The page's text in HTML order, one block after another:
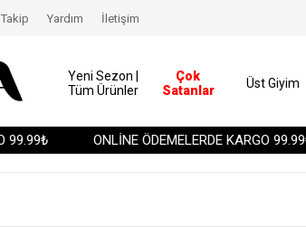
99.99₺ ONLİNE ÖDEMELERDE KARGO 99.99₺
Yardım İletişim
Yeni Sezon |
Tüm Ürünler
Çok
Satanlar
Üst Giyim